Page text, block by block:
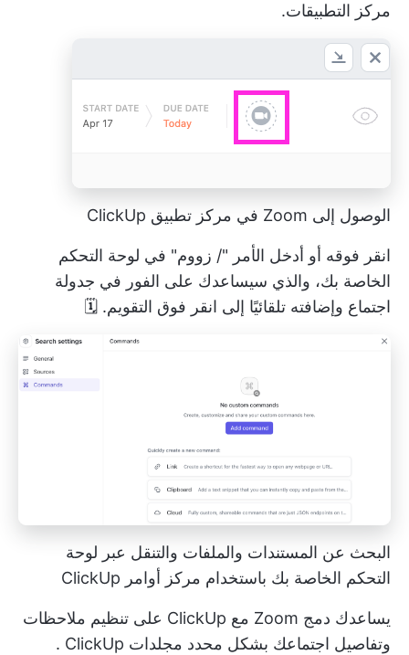
مركز التطبيقات.
الوصول إلى Zoom في مركز تطبيق ClickUp
انقر فوقه أو أدخل الأمر "/ زووم" في لوحة التحكم
الخاصة بك، والذي سيساعدك على الفور في جدولة
اجتماع وإضافته تلقائيًا إلى انقر فوق التقويم. 🗓️
البحث عن المستندات والملفات والتنقل عبر لوحة
التحكم الخاصة بك باستخدام مركز أوامر ClickUp
يساعدك دمج Zoom مع ClickUp على تنظيم ملاحظات
وتفاصيل اجتماعك بشكل محدد مجلدات ClickUp
.